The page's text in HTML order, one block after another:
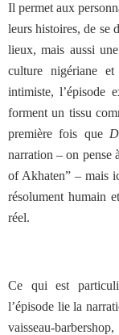
Il permet aux
leurs histoires, de se
lieux, mais aussi
culture nigériane
intimiste, l’épisode
forment un tissu
première fois que
narration – on pense
of Akhaten” – mais
résolument humain
réel.
Ce qui est
l’épisode lie la
vaisseau-